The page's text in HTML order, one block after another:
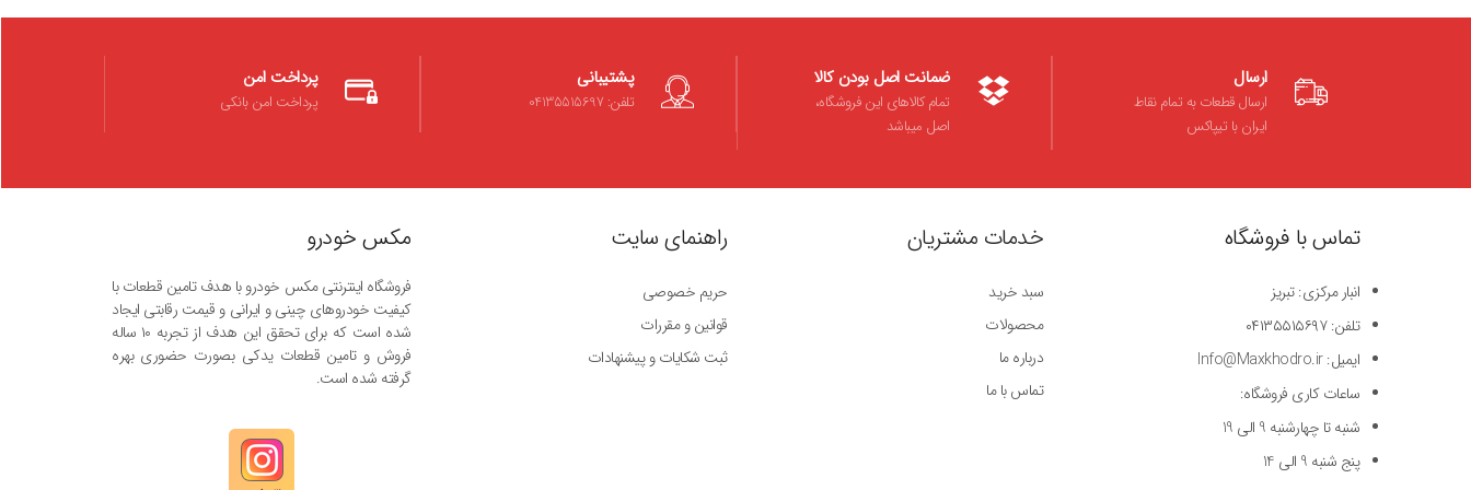
پرداخت امن
پرداخت امن بانکی
پشتیبانی
تلفن: 04135515697
ضمانت اصل بودن کالا
تمام کالاهای این فروشگاه،
اصل میباشد
ارسال
ارسال قطعات به تمام نقاط
ایران با تیپاکس
مکس خودرو
فروشگاه اینترنتی مکس خودرو با هدف تامین قطعات با
کیفیت خودروهای چینی و ایرانی و قیمت رقابتی ایجاد
شده است که برای تحقق این هدف از تجربه ۱۰ ساله
فروش و تامین قطعات یدکی بصورت حضوری بهره
گرفته شده است.
راهنمای سایت
حریم خصوصی
قوانین و مقررات
ثبت شکایات و پیشنهادات
خدمات مشتریان
سبد خرید
محصولات
درباره ما
تماس با ما
تماس با فروشگاه
انبار مرکزی: تبریز
تلفن: ۰۴۱۳۵۵۱۵۶۹۷
ایمیل: Info@Maxkhodro.ir
ساعات کاری فروشگاه:
شنبه تا چهارشنبه 9 الی 19
پنج شنبه 9 الی 14